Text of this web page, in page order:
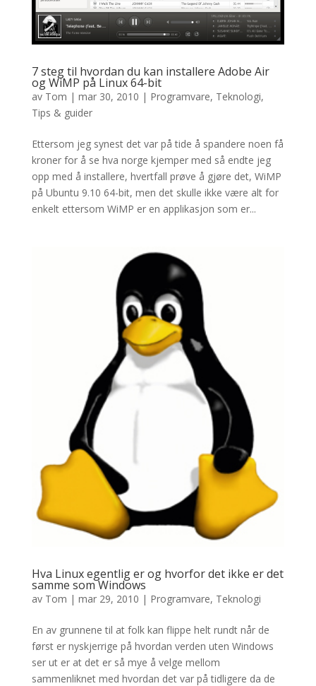
7 steg til hvordan du kan installere Adobe Air
og WiMP på Linux 64-bit
av Tom | mar 30, 2010 | Programvare, Teknologi,
Tips & guider
Ettersom jeg synest det var på tide å spandere noen få
kroner for å se hva norge kjemper med så endte jeg
opp med å installere, hvertfall prøve å gjøre det, WiMP
på Ubuntu 9.10 64-bit, men det skulle ikke være alt for
enkelt ettersom WiMP er en applikasjon som er...
Hva Linux egentlig er og hvorfor det ikke er det
samme som Windows
av Tom | mar 29, 2010 | Programvare, Teknologi
En av grunnene til at folk kan flippe helt rundt når de
først er nyskjerrige på hvordan verden uten Windows
ser ut er at det er så mye å velge mellom
sammenliknet med hvordan det var på tidligere da de